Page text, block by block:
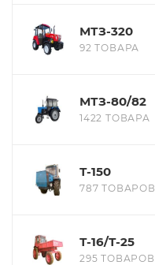
МТЗ-320
92 ТОВАРА
МТЗ-80/82
1422 ТОВАРА
Т-150
787 ТОВАРОВ
Т-16/Т-25
295 ТОВАРОВ